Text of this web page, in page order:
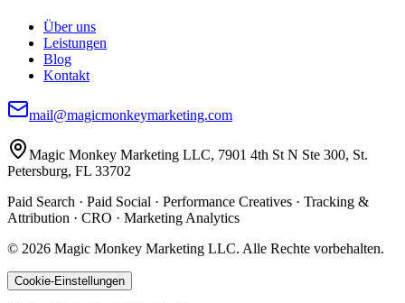
Über uns
Leistungen
Blog
Kontakt
mail@magicmonkeymarketing.com
Magic Monkey Marketing LLC, 7901 4th St N Ste 300, St.
Petersburg, FL 33702
Paid Search · Paid Social · Performance Creatives · Tracking &
Attribution · CRO · Marketing Analytics
© 2026 Magic Monkey Marketing LLC. Alle Rechte vorbehalten.
Cookie-Einstellungen